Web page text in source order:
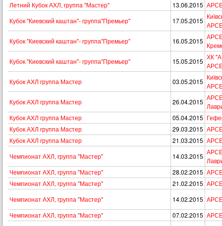
Летний Кубок АХЛ, группа "Мастер"
13.06.2015
Кубок "Киевский каштан"- группа"Премьер"
17.05.2015
Кубок "Киевский каштан"- группа"Премьер"
16.05.2015
Кубок "Киевский каштан"- группа"Премьер"
15.05.2015
ХК
Кубок АХЛ группа Мастер
03.05.2015
Кубок АХЛ группа Мастер
26.04.2015
Кубок АХЛ группа Мастер
05.04.2015
Кубок АХЛ группа Мастер
29.03.2015
Кубок АХЛ группа Мастер
21.03.2015
Чемпионат АХЛ, группа "Мастер"
14.03.2015
Чемпионат АХЛ, группа "Мастер"
28.02.2015
Чемпионат АХЛ, группа "Мастер"
21.02.2015
Чемпионат АХЛ, группа "Мастер"
14.02.2015
Чемпионат АХЛ, группа "Мастер"
07.02.2015